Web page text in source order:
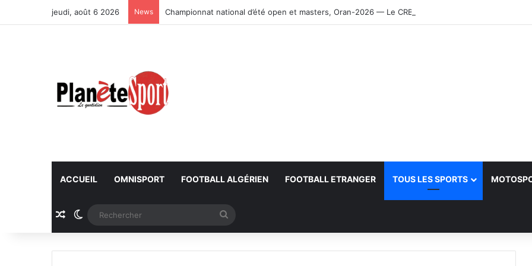
jeudi, août 6 2026 News Championnat national d’été open et masters, Oran-2026 — Le CRB s’adjuge le titre
ACCUEIL OMNISPORT FOOTBALL ALGÉRIEN FOOTBALL ETRANGER TOUS LES SPORTS
Article Aléatoire
Switch skin